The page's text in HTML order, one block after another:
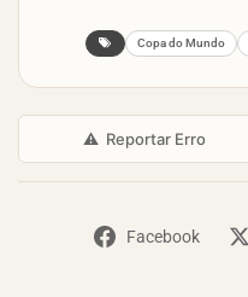
Copa do Mundo
⚠ Reportar Erro
Facebook